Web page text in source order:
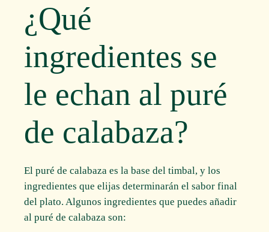
¿Qué
ingredientes se
le echan al puré
de calabaza?
El puré de calabaza es la base del timbal, y los
ingredientes que elijas determinarán el sabor final
del plato. Algunos ingredientes que puedes añadir
al puré de calabaza son: